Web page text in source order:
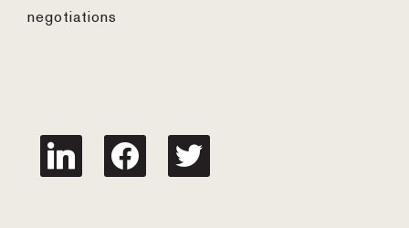
negotiations
linkedin facebook twitter